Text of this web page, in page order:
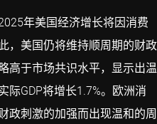
年美国经济增长将因消费
，美国仍将维持顺周期的财政
高于市场共识水平，显示出温
际GDP将增长1.7%。欧洲消
政刺激的加强而出现温和的周